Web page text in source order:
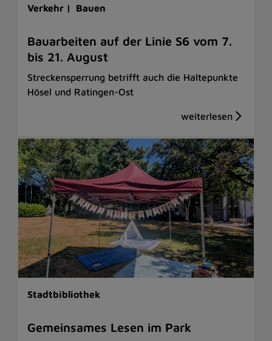
Verkehr | Bauen
Bauarbeiten auf der Linie S6 vom 7.
bis 21. August
Streckensperrung betrifft auch die Haltepunkte
Hösel und Ratingen-Ost
Stadtbibliothek
Gemeinsames Lesen im Park